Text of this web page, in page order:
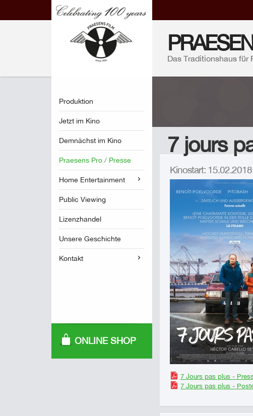
Das Traditionshaus für
Produktion
Jetzt im Kino
Demnächst im Kino
Praesens Pro / Presse
Home Entertainment
Public Viewing
Lizenzhandel
Unsere Geschichte
Kontakt
ONLINE SHOP
7 jours
Kinostart: 15.02.2018
7 Jours pas plus -
7 Jours pas plus -